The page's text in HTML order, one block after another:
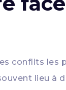
conflits
lieu à